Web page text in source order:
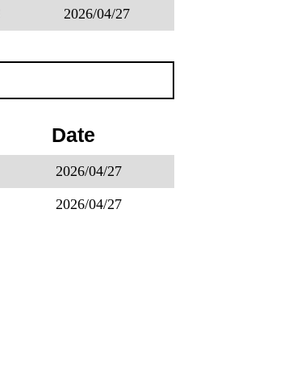
2026/04/27
Date
2026/04/27
2026/04/27